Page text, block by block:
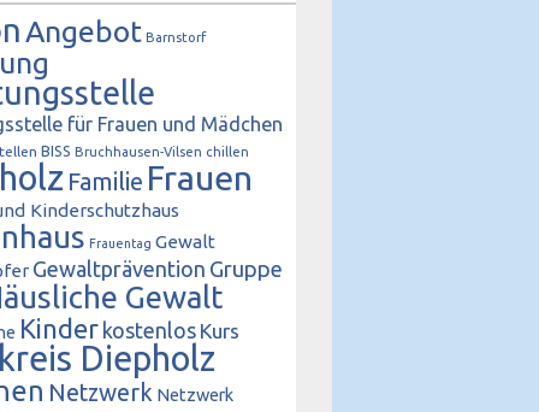
Angebot Barnstorf
für Frauen und Mädchen
BISS Bruchhausen-Vilsen chillen
Familie Frauen
Kinderschutzhaus
Frauentag Gewalt
Gewaltprävention Gruppe
Gewalt
Kinder kostenlos Kurs
Diepholz
Netzwerk Netzwerk